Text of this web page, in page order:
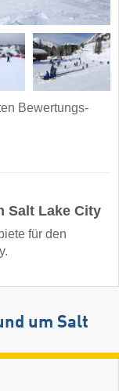
Bewertungs-
Salt Lake City
für den
um Salt